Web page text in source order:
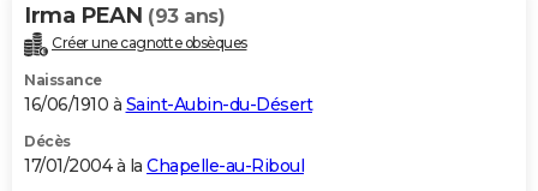
Irma PEAN (93 ans)
Créer une cagnotte obsèques
Naissance
16/06/1910 à Saint-Aubin-du-Désert
Décès
17/01/2004 à la Chapelle-au-Riboul